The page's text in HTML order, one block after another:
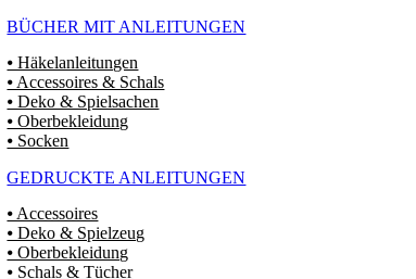
BÜCHER MIT ANLEITUNGEN
⦁ Häkelanleitungen
⦁ Accessoires & Schals
⦁ Deko & Spielsachen
⦁ Oberbekleidung
⦁ Socken
GEDRUCKTE ANLEITUNGEN
⦁ Accessoires
⦁ Deko & Spielzeug
⦁ Oberbekleidung
⦁ Schals & Tücher